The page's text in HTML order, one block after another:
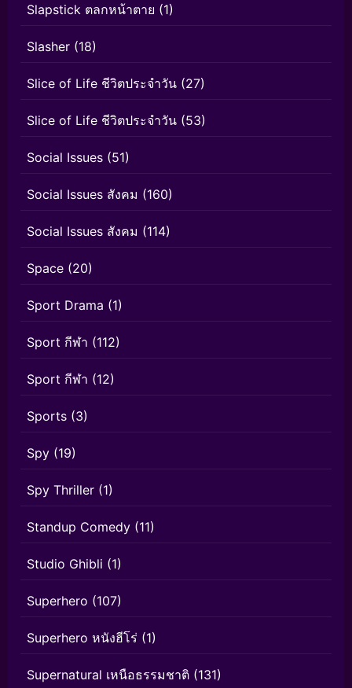
Slapstick ตลกหน้าตาย (1)
Slasher (18)
Slice of Life ชีวิตประจำวัน (27)
Slice of Life ชีวิตประจำวัน (53)
Social Issues (51)
Social Issues สังคม (160)
Social Issues สังคม (114)
Space (20)
Sport Drama (1)
Sport กีฬา (112)
Sport กีฬา (12)
Sports (3)
Spy (19)
Spy Thriller (1)
Standup Comedy (11)
Studio Ghibli (1)
Superhero (107)
Superhero หนังฮีโร่ (1)
Supernatural เหนือธรรมชาติ (131)